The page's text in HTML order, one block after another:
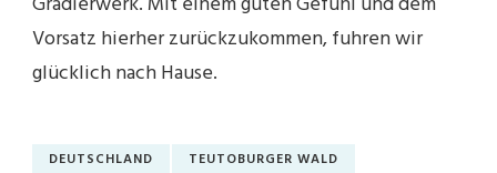
Vorsatz hierher zurückzukommen, fuhren wir
glücklich nach Hause.
DEUTSCHLAND TEUTOBURGER WALD